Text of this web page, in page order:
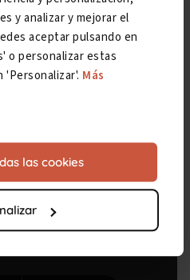
y analizar y mejorar el
aceptar pulsando en
o personalizar estas
Más
las cookies